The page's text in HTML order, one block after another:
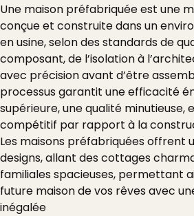
Une maison préfabriquée est une
conçue et construite dans un
en usine, selon des standards de
composant, de l’isolation à
avec précision avant d’être
processus garantit une efficacité
supérieure, une qualité minutieuse,
compétitif par rapport à la
Les maisons préfabriquées offrent
designs, allant des cottages
familiales spacieuses, permettant
future maison de vos rêves avec
inégalée